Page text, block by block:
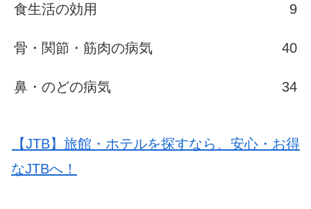
食生活の効用 9
骨・関節・筋肉の病気 40
鼻・のどの病気 34
【JTB】旅館・ホテルを探すなら、安心・お得
なJTBへ！